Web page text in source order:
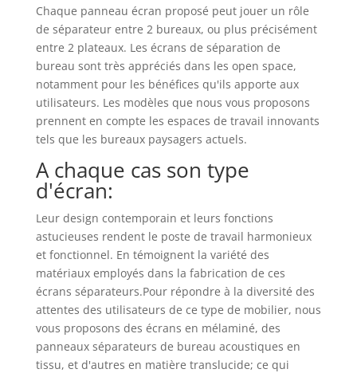
Chaque panneau écran proposé peut jouer un rôle
de séparateur entre 2 bureaux, ou plus précisément
entre 2 plateaux. Les écrans de séparation de
bureau sont très appréciés dans les open space,
notamment pour les bénéfices qu'ils apporte aux
utilisateurs. Les modèles que nous vous proposons
prennent en compte les espaces de travail innovants
tels que les bureaux paysagers actuels.
A chaque cas son type
d'écran:
Leur design contemporain et leurs fonctions
astucieuses rendent le poste de travail harmonieux
et fonctionnel. En témoignent la variété des
matériaux employés dans la fabrication de ces
écrans séparateurs.Pour répondre à la diversité des
attentes des utilisateurs de ce type de mobilier, nous
vous proposons des écrans en mélaminé, des
panneaux séparateurs de bureau acoustiques en
tissu, et d'autres en matière translucide; ce qui